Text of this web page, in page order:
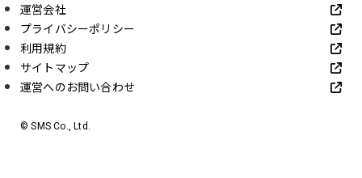
運営会社
プライバシーポリシー
利用規約
サイトマップ
運営へのお問い合わせ
© SMS Co., Ltd.